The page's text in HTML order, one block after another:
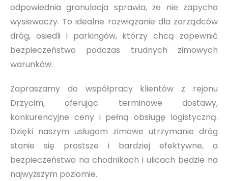
odpowiednia granulacja sprawia, że nie zapycha
wysiewaczy. To idealne rozwiązanie dla zarządców
dróg, osiedli i parkingów, którzy chcą zapewnić
bezpieczeństwo podczas trudnych zimowych
warunków.
Zapraszamy do współpracy klientów z rejonu
Drzycim, oferując terminowe dostawy,
konkurencyjne ceny i pełną obsługę logistyczną.
Dzięki naszym usługom zimowe utrzymanie dróg
stanie się prostsze i bardziej efektywne, a
bezpieczeństwo na chodnikach i ulicach będzie na
najwyższym poziomie.